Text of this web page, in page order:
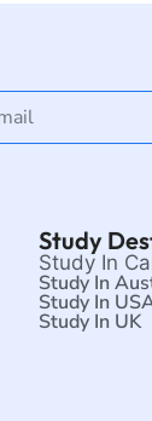
Study
Study In
Study In
Study In
Study In UK